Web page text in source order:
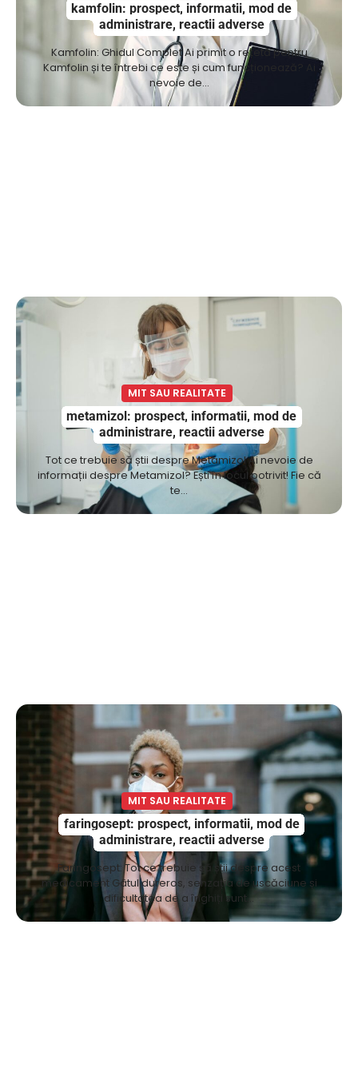
kamfolin: prospect, informatii, mod de
administrare, reactii adverse
Kamfolin: Ghidul Complet Ai primit o rețetă pentru
Kamfolin și te întrebi ce este și cum funcționează? Ai
nevoie de…
MIT SAU REALITATE
metamizol: prospect, informatii, mod de
administrare, reactii adverse
Tot ce trebuie să știi despre Metamizol Ai nevoie de
informații despre Metamizol? Ești în locul potrivit! Fie că
te…
MIT SAU REALITATE
faringosept: prospect, informatii, mod de
administrare, reactii adverse
Faringosept: Tot ce trebuie să știi despre acest
medicament Gâtul dureros, senzația de uscăciune și
dificultatea de a înghiți sunt…